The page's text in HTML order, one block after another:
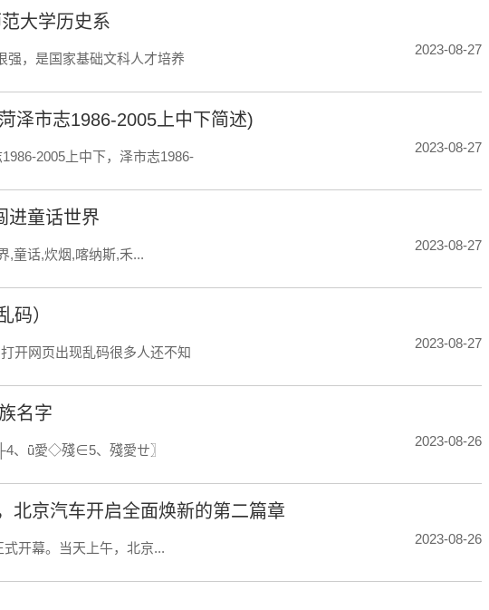
大学历史系
强，是国家基础文科人才培养
2023-08-27
泽市志1986-2005上中下简述)
2005上中下，泽市志1986-
2023-08-27
进童话世界
,童话,炊烟,喀纳斯,禾...
2023-08-27
码）
开网页出现乱码很多人还不知
2023-08-27
名字
、ǖ愛◇殘∈5、殘愛ㄝ〗
2023-08-26
北京汽车开启全面焕新的第二篇章
式开幕。当天上午，北京...
2023-08-26